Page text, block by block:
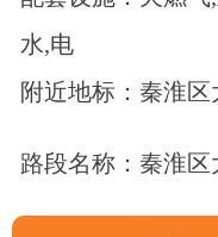
水,电
附近地标：秦淮
路段名称：秦淮